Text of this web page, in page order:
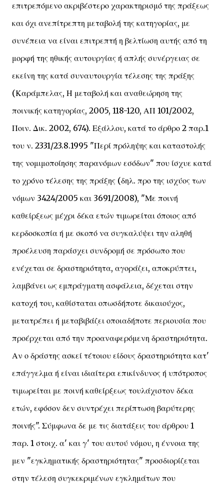
επιτρεπόμενο ακριβέστερο χαρακτηρισμό της πράξεως
και όχι ανεπίτρεπτη μεταβολή της κατηγορίας, με
συνέπεια να είναι επιτρεπτή η βελτίωση αυτής από τη
μορφή της ηθικής αυτουργίας ή απλής συνέργειας σε
εκείνη της κατά συναυτουργία τέλεσης της πράξης
(Καράμπελας, Η μεταβολή και αναθεώρηση της
ποινικής κατηγορίας, 2005, 118-120, ΑΠ 101/2002,
Ποιν. Δικ. 2002, 674). Εξάλλου, κατά το άρθρο 2 παρ.1
του ν. 2331/23.8.1995 "Περί πρόληψης και καταστολής
της νομιμοποίησης παρανόμων εσόδων" που ίσχυε κατά
το χρόνο τέλεσης της πράξης (δηλ. προ της ισχύος των
νόμων 3424/2005 και 3691/2008), "Με ποινή
καθείρξεως μέχρι δέκα ετών τιμωρείται όποιος από
κερδοσκοπία ή με σκοπό να συγκαλύψει την αληθή
προέλευση παράσχει συνδρομή σε πρόσωπο που
ενέχεται σε δραστηριότητα, αγοράζει, αποκρύπτει,
λαμβάνει ως εμπράγματη ασφάλεια, δέχεται στην
κατοχή του, καθίσταται οπωσδήποτε δικαιούχος,
μετατρέπει ή μεταβιβάζει οποιαδήποτε περιουσία που
προέρχεται από την προαναφερόμενη δραστηριότητα.
Αν ο δράστης ασκεί τέτοιου είδους δραστηριότητα κατ'
επάγγελμα ή είναι ιδιαίτερα επικίνδυνος ή υπότροπος
τιμωρείται με ποινή καθείρξεως τουλάχιστον δέκα
ετών, εφόσον δεν συντρέχει περίπτωση βαρύτερης
ποινής". Σύμφωνα δε με τις διατάξεις του άρθρου 1
παρ. 1 στοιχ. α' και γ' του αυτού νόμου, η έννοια της
μεν "εγκληματικής δραστηριότητας" προσδιορίζεται
στην τέλεση συγκεκριμένων εγκλημάτων που